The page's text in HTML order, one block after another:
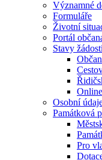
Významné
Formuláře
Životní
Portál
Stavy
Osobní
Památková
Pro